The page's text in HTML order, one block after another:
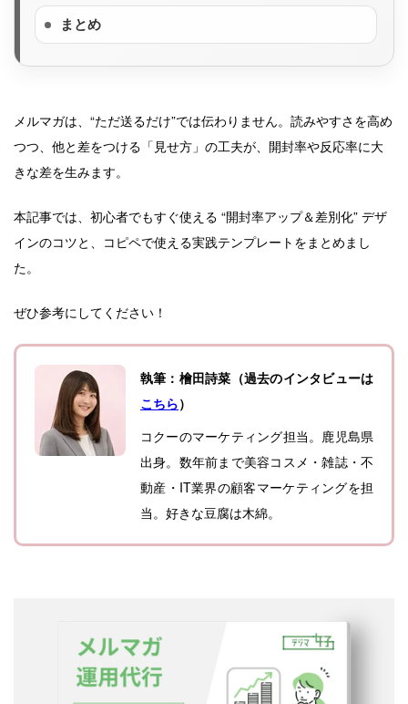
まとめ
メルマガは、“ただ送るだけ”では伝わりません。読みやすさを高め
つつ、他と差をつける「見せ方」の工夫が、開封率や反応率に大
きな差を生みます。
本記事では、初心者でもすぐ使える “開封率アップ＆差別化” デザ
インのコツと、コピペで使える実践テンプレートをまとめまし
た。
ぜひ参考にしてください！
執筆：檜田詩菜（過去のインタビューは
こちら）
コクーのマーケティング担当。鹿児島県
出身。数年前まで美容コスメ・雑誌・不
動産・IT業界の顧客マーケティングを担
当。好きな豆腐は木綿。